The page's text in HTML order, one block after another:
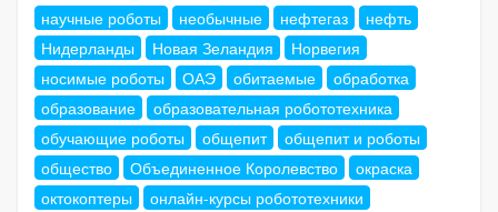
научные роботы
необычные нефтегаз
нефть
Нидерланды
Новая Зеландия
Норвегия
носимые роботы
ОАЭ обитаемые
обработка
образование
образовательная робототехника
обучающие роботы
общепит
общепит и роботы
общество
Объединенное Королевство
окраска
октокоптеры
онлайн-курсы робототехники